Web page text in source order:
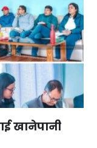
खानेपानी